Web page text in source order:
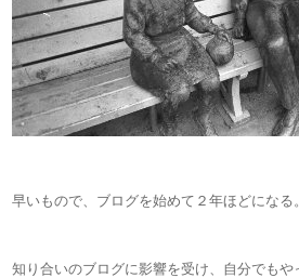
早いもので、ブログを始めて２年ほどになる。
知り合いのブログに影響を受け、自分でも